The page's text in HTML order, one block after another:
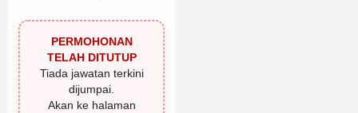
PERMOHONAN
TELAH DITUTUP
Tiada jawatan terkini
dijumpai.
Akan ke halaman